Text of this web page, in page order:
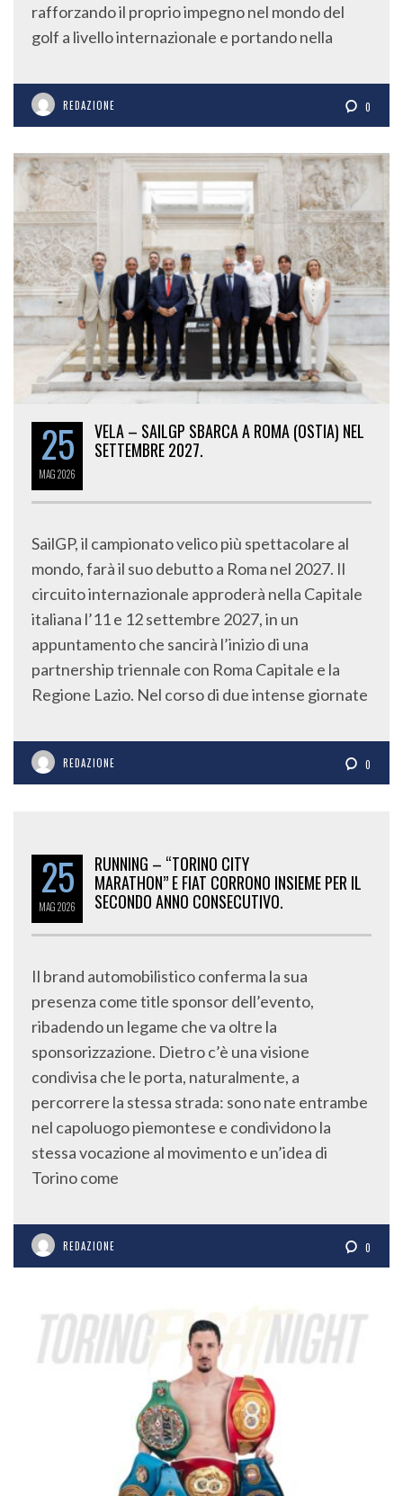
rafforzando il proprio impegno nel mondo del
golf a livello internazionale e portando nella
REDAZIONE 0
25
MAG2026
VELA – SAILGP SBARCA A ROMA (OSTIA) NEL
SETTEMBRE 2027.
SailGP, il campionato velico più spettacolare al
mondo, farà il suo debutto a Roma nel 2027. Il
circuito internazionale approderà nella Capitale
italiana l’11 e 12 settembre 2027, in un
appuntamento che sancirà l’inizio di una
partnership triennale con Roma Capitale e la
Regione Lazio. Nel corso di due intense giornate
REDAZIONE 0
25
MAG2026
RUNNING – “TORINO CITY
MARATHON” E FIAT CORRONO INSIEME PER IL
SECONDO ANNO CONSECUTIVO.
Il brand automobilistico conferma la sua
presenza come title sponsor dell’evento,
ribadendo un legame che va oltre la
sponsorizzazione. Dietro c’è una visione
condivisa che le porta, naturalmente, a
percorrere la stessa strada: sono nate entrambe
nel capoluogo piemontese e condividono la
stessa vocazione al movimento e un’idea di
Torino come
REDAZIONE 0